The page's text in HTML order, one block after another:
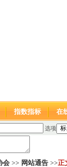
指数指标 在
选项
会 >> 网站通告 >>正